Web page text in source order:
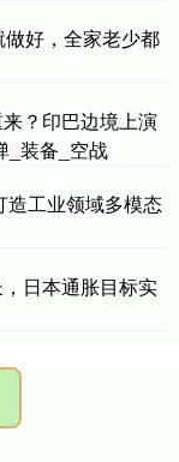
好，全家老少都
？印巴边境上演
_装备_空战
造工业领域多模态
日本通胀目标实